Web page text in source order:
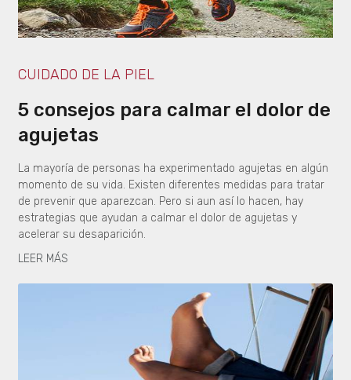
CUIDADO DE LA PIEL
5 consejos para calmar el dolor de
agujetas
La mayoría de personas ha experimentado agujetas en algún
momento de su vida. Existen diferentes medidas para tratar
de prevenir que aparezcan. Pero si aun así lo hacen, hay
estrategias que ayudan a calmar el dolor de agujetas y
acelerar su desaparición.
LEER MÁS